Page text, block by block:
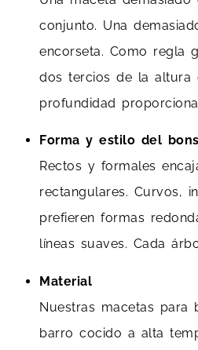
conjunto. Una
encorseta. Como regla
dos tercios de la altura
profundidad
Forma y estilo del
Rectos y formales
rectangulares. Curvos,
prefieren formas
líneas suaves. Cada
Material
Nuestras macetas para
barro cocido a alta